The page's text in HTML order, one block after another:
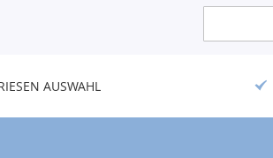
Newsletter:
AUSWAHL